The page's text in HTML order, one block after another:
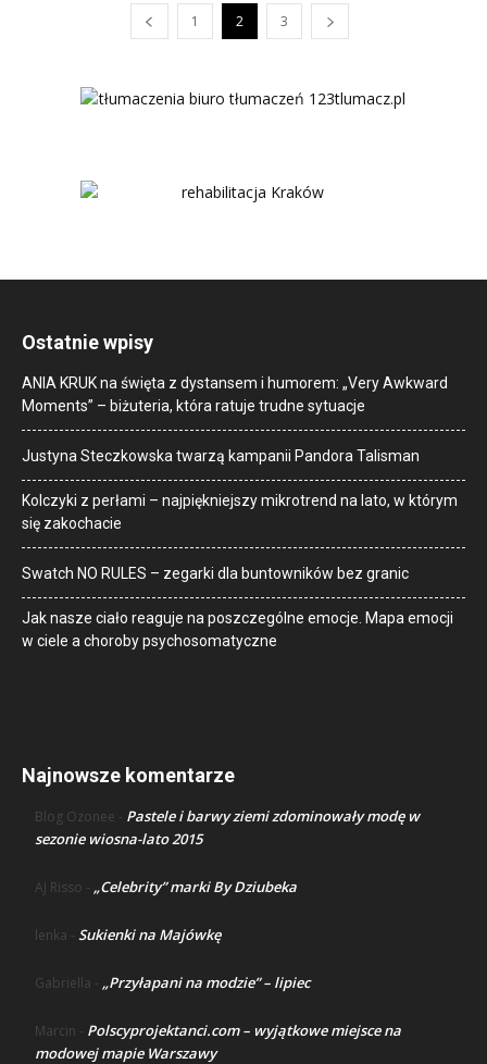
1 2 3
Ostatnie wpisy
ANIA KRUK na święta z dystansem i humorem: „Very Awkward
Moments” – biżuteria, która ratuje trudne sytuacje
Justyna Steczkowska twarzą kampanii Pandora Talisman
Kolczyki z perłami – najpiękniejszy mikrotrend na lato, w którym
się zakochacie
Swatch NO RULES – zegarki dla buntowników bez granic
Jak nasze ciało reaguje na poszczególne emocje. Mapa emocji
w ciele a choroby psychosomatyczne
Najnowsze komentarze
Blog Ozonee - Pastele i barwy ziemi zdominowały modę w
sezonie wiosna-lato 2015
AJ Risso - „Celebrity” marki By Dziubeka
lenka - Sukienki na Majówkę
Gabriella - „Przyłapani na modzie” – lipiec
Marcin - Polscyprojektanci.com – wyjątkowe miejsce na
modowej mapie Warszawy